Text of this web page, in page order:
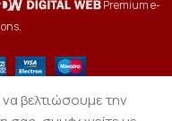
Premium e-
βελτιώσουμε την